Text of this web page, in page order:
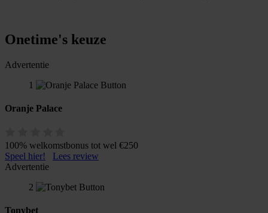
Onetime's keuze
Advertentie
1
Oranje Palace
100% welkomstbonus tot wel €250
Speel hier!
Lees review
Advertentie
2
Tonybet